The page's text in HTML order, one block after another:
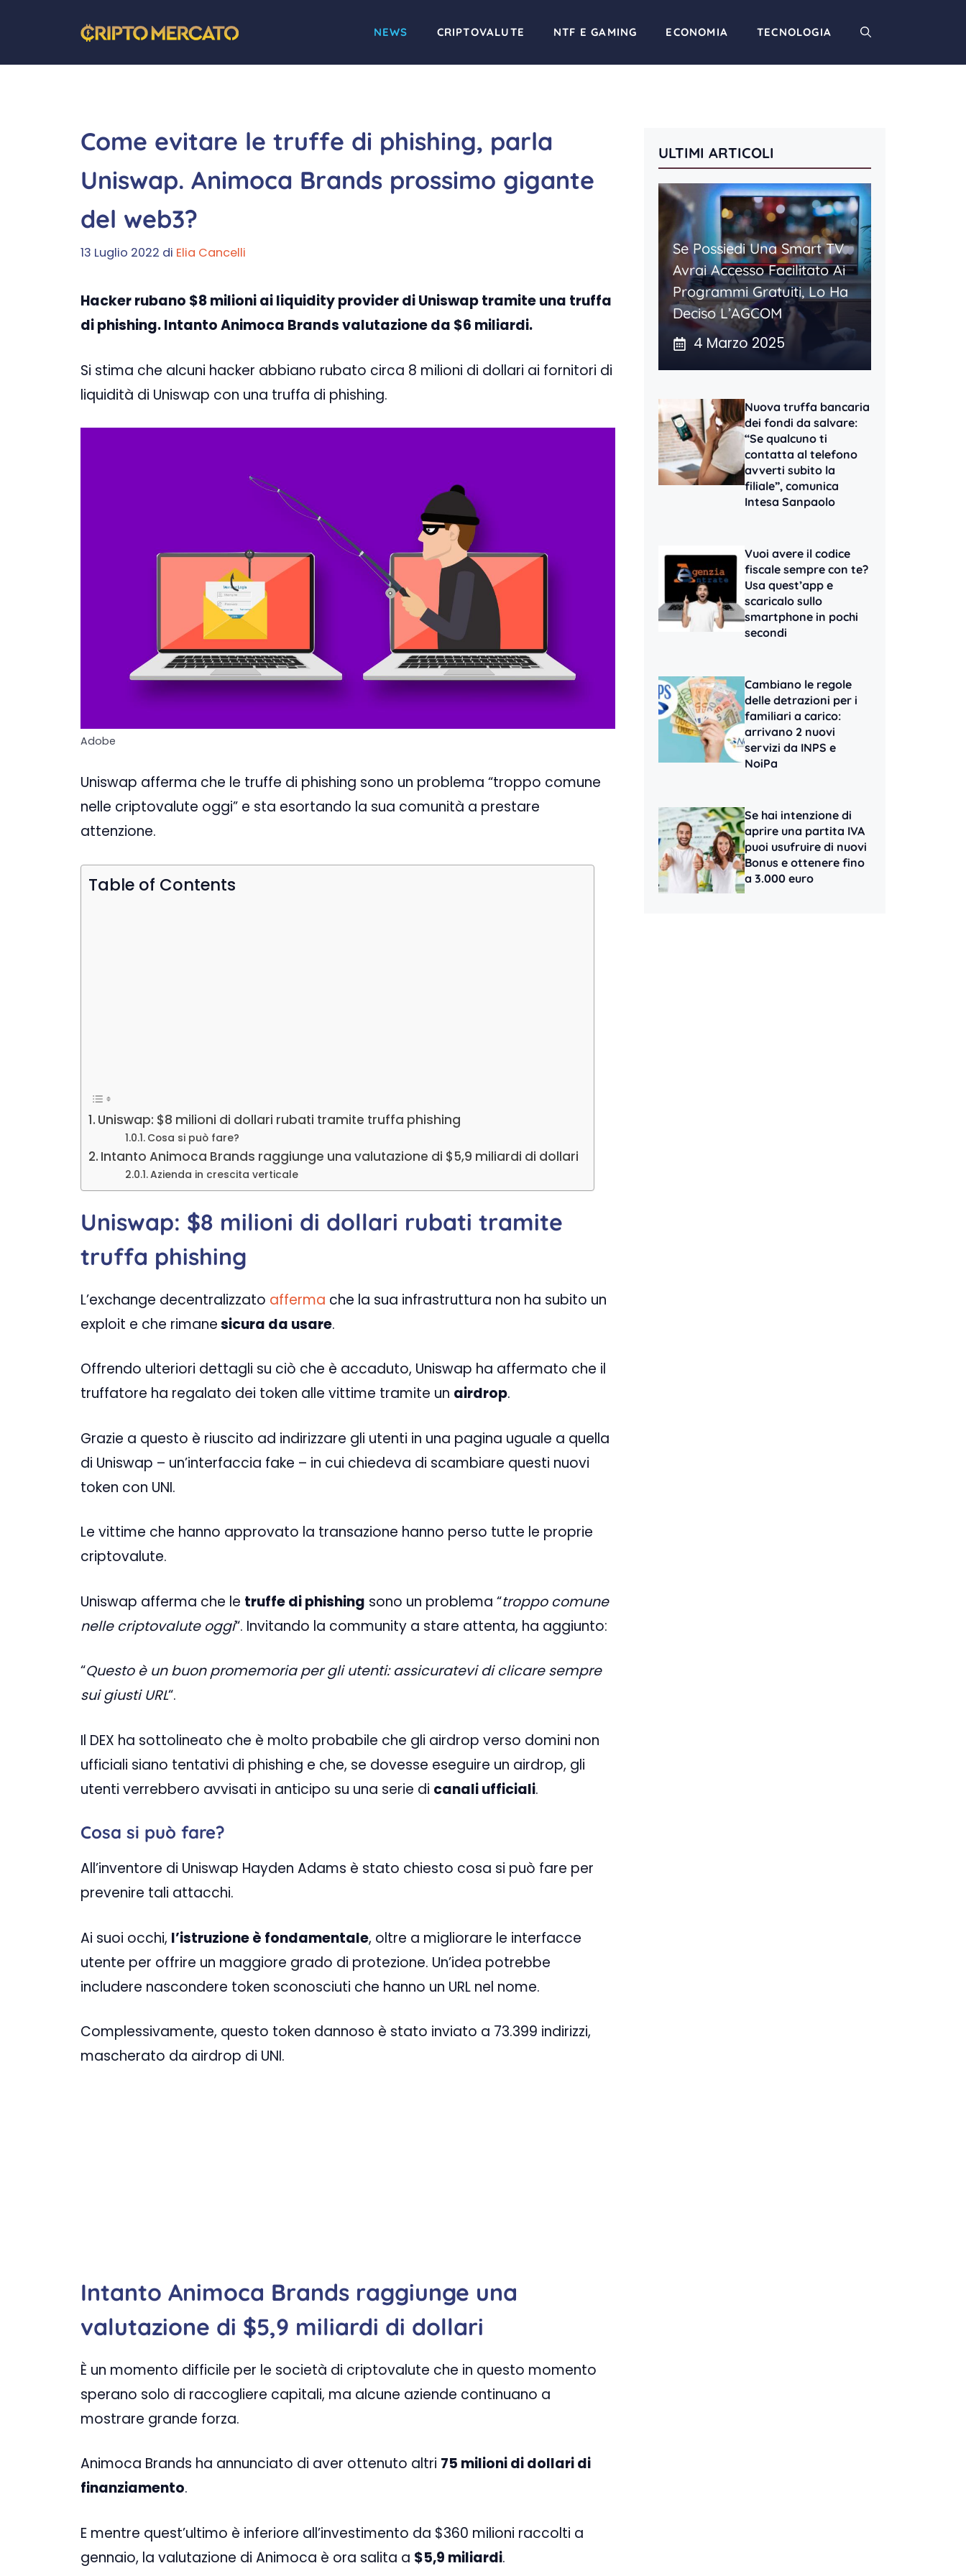
contenuto
NEWS CRIPTOVALUTE NTF E GAMING ECONOMIA TECNOLOGIA
Come evitare le truffe di phishing, parla
Uniswap. Animoca Brands prossimo gigante
del web3?
13 Luglio 2022 di Elia Cancelli
Hacker rubano $8 milioni ai liquidity provider di Uniswap tramite una truffa
di phishing. Intanto Animoca Brands valutazione da $6 miliardi.
Si stima che alcuni hacker abbiano rubato circa 8 milioni di dollari ai fornitori di
liquidità di Uniswap con una truffa di phishing.
Adobe
Uniswap afferma che le truffe di phishing sono un problema “troppo comune
nelle criptovalute oggi” e sta esortando la sua comunità a prestare
attenzione.
Table of Contents
Uniswap: $8 milioni di dollari rubati tramite truffa phishing
Cosa si può fare?
Intanto Animoca Brands raggiunge una valutazione di $5,9 miliardi di dollari
Azienda in crescita verticale
Uniswap: $8 milioni di dollari rubati tramite
truffa phishing
L’exchange decentralizzato afferma che la sua infrastruttura non ha subito un
exploit e che rimanesicura da usare.
Offrendo ulteriori dettagli su ciò che è accaduto, Uniswap ha affermato che il
truffatore ha regalato dei token alle vittime tramite un airdrop.
Grazie a questo è riuscito ad indirizzare gli utenti in una pagina uguale a quella
di Uniswap – un’interfaccia fake – in cui chiedeva di scambiare questi nuovi
token con UNI.
Le vittime che hanno approvato la transazione hanno perso tutte le proprie
criptovalute.
Uniswap afferma che le truffe di phishing sono un problema “troppo comune
nelle criptovalute oggi“. Invitando la community a stare attenta, ha aggiunto:
“Questo è un buon promemoria per gli utenti: assicuratevi di clicare sempre
sui giusti URL“.
Il DEX ha sottolineato che è molto probabile che gli airdrop verso domini non
ufficiali siano tentativi di phishing e che, se dovesse eseguire un airdrop, gli
utenti verrebbero avvisati in anticipo su una serie di canali ufficiali.
Cosa si può fare?
All’inventore di Uniswap Hayden Adams è stato chiesto cosa si può fare per
prevenire tali attacchi.
Ai suoi occhi, l’istruzione è fondamentale, oltre a migliorare le interfacce
utente per offrire un maggiore grado di protezione. Un’idea potrebbe
includere nascondere token sconosciuti che hanno un URL nel nome.
Complessivamente, questo token dannoso è stato inviato a 73.399 indirizzi,
mascherato da airdrop di UNI.
Intanto Animoca Brands raggiunge una
valutazione di $5,9 miliardi di dollari
È un momento difficile per le società di criptovalute che in questo momento
sperano solo di raccogliere capitali, ma alcune aziende continuano a
mostrare grande forza.
Animoca Brands ha annunciato di aver ottenuto altri 75 milioni di dollari di
finanziamento.
E mentre quest’ultimo è inferiore all’investimento da $360 milioni raccolti a
gennaio, la valutazione di Animoca è ora salita a $5,9 miliardi.
ULTIMI ARTICOLI
Se Possiedi Una Smart TV
Avrai Accesso Facilitato Ai
Programmi Gratuiti, Lo Ha
Deciso L’AGCOM
4 Marzo 2025
Nuova truffa bancaria
dei fondi da salvare:
“Se qualcuno ti
contatta al telefono
avverti subito la
filiale”, comunica
Intesa Sanpaolo
Vuoi avere il codice
fiscale sempre con te?
Usa quest’app e
scaricalo sullo
smartphone in pochi
secondi
Cambiano le regole
delle detrazioni per i
familiari a carico:
arrivano 2 nuovi
servizi da INPS e
NoiPa
Se hai intenzione di
aprire una partita IVA
puoi usufruire di nuovi
Bonus e ottenere fino
a 3.000 euro